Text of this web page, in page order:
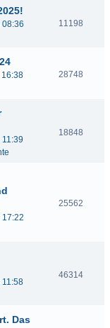
11198
28748
18848
25562
46314
Das